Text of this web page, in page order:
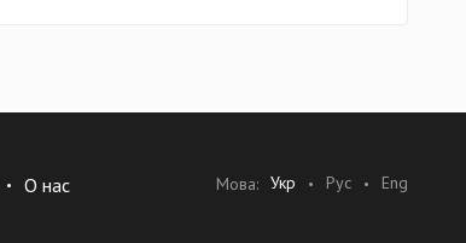
О нас Мова: Укр Рус Eng